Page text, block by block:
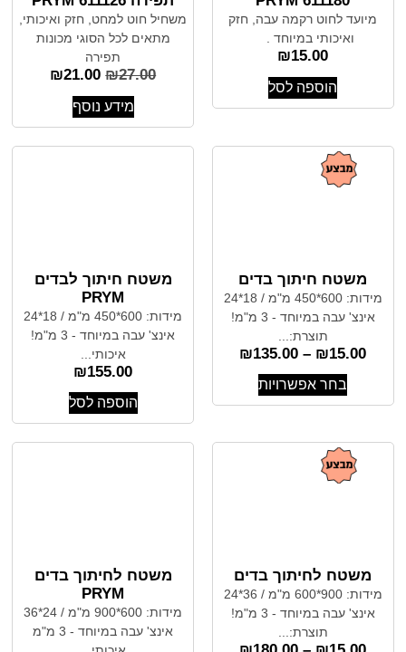
מיועד לחוט רקמה עבה, חזק
ואיכותי במיוחד .
₪15.00
הוספה לסל
משחיל חוט למחט, חזק ואיכותי,
מתאים לכל הסוגי מכונות
תפירה
₪27.00
₪21.00
מידע נוסף
משטח חיתוך בדים
מידות: 600*450 מ"מ / 18*24
אינצ' עבה במיוחד - 3 מ"מ!
תוצרת:...
₪15.00
–
₪135.00
בחר אפשרויות
משטח חיתוך לבדים
PRYM
מידות: 600*450 מ"מ / 18*24
אינצ' עבה במיוחד - 3 מ"מ!
איכותי...
₪155.00
הוספה לסל
משטח לחיתוך בדים
מידות: 900*600 מ"מ / 36*24
אינצ' עבה במיוחד - 3 מ"מ!
תוצרת:...
משטח לחיתוך בדים
PRYM
מידות: 600*900 מ"מ / 24*36
אינצ' עבה במיוחד - 3 מ"מ